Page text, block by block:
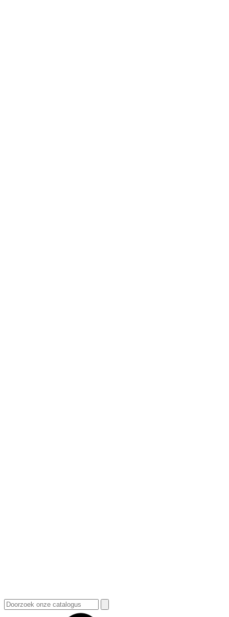
Zoeken
naar: